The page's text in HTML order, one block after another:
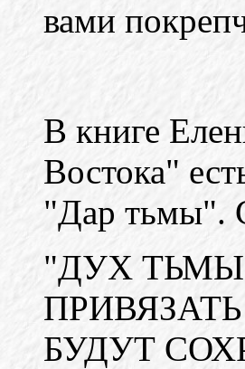
вами
В книге
Востока"
"Дар тьмы".
"ДУХ
БУДУТ